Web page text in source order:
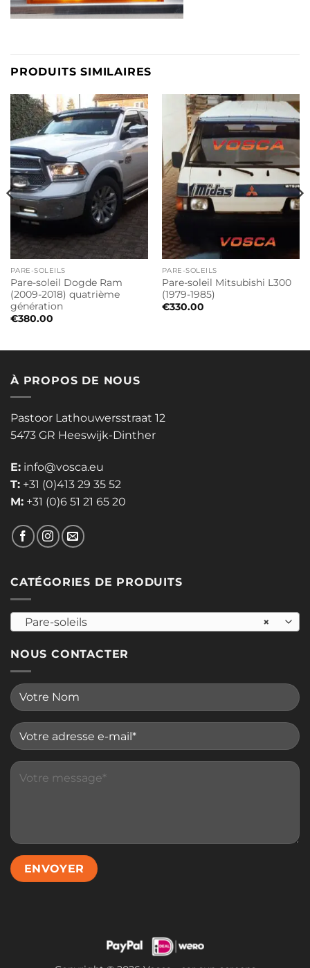
PRODUITS SIMILAIRES
PARE-SOLEILS
Pare-soleil Dogde Ram
(2009-2018) quatrième
génération
€380.00
PARE-SOLEILS
Pare-soleil Mitsubishi L300
(1979-1985)
€330.00
À PROPOS DE NOUS
Pastoor Lathouwersstraat 12
5473 GR Heeswijk-Dinther
E: info@vosca.eu
T: +31 (0)413 29 35 52
M: +31 (0)6 51 21 65 20
CATÉGORIES DE PRODUITS
×
Pare-soleils
NOUS CONTACTER
Please leave this field empty.